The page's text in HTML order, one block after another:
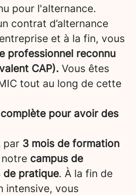
pour l'alternance.
contrat d’alternance
et à la fin, vous
professionnel reconnu
CAP). Vous êtes
tout au long de cette
pour avoir des
par 3 mois de formation
campus de
de pratique. À la fin de
intensive, vous